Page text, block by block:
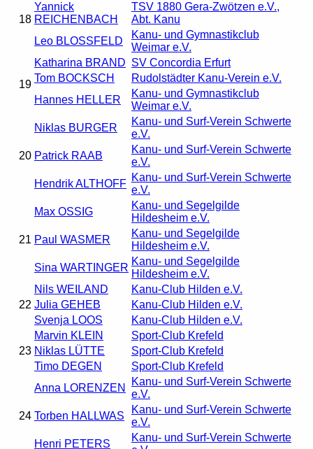
18
Yannick
REICHENBACH
TSV 1880 Gera-Zwötzen e.V.,
Abt. Kanu
Leo BLOSSFELD
Kanu- und Gymnastikclub
Weimar e.V.
19
Katharina BRAND SV Concordia Erfurt
Tom BOCKSCH
Rudolstädter Kanu-Verein e.V.
Hannes HELLER
Kanu- und Gymnastikclub
Weimar e.V.
20
Niklas BURGER
Kanu- und Surf-Verein Schwerte
e.V.
Patrick RAAB
Kanu- und Surf-Verein Schwerte
e.V.
Hendrik ALTHOFF
Kanu- und Surf-Verein Schwerte
e.V.
21
Max OSSIG
Kanu- und Segelgilde
Hildesheim e.V.
Paul WASMER
Kanu- und Segelgilde
Hildesheim e.V.
Sina WARTINGER
Kanu- und Segelgilde
Hildesheim e.V.
22
Nils WEILAND
Kanu-Club Hilden e.V.
Julia GEHEB
Kanu-Club Hilden e.V.
Svenja LOOS
Kanu-Club Hilden e.V.
23
Marvin KLEIN
Sport-Club Krefeld
Niklas LÜTTE
Sport-Club Krefeld
Timo DEGEN
Sport-Club Krefeld
24
Anna LORENZEN
Kanu- und Surf-Verein Schwerte
e.V.
Torben HALLWAS
Kanu- und Surf-Verein Schwerte
e.V.
Henri PETERS
Kanu- und Surf-Verein Schwerte